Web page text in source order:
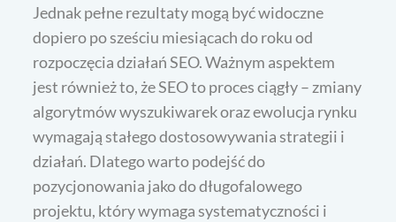
Jednak pełne rezultaty mogą być widoczne
dopiero po sześciu miesiącach do roku od
rozpoczęcia działań SEO. Ważnym aspektem
jest również to, że SEO to proces ciągły – zmiany
algorytmów wyszukiwarek oraz ewolucja rynku
wymagają stałego dostosowywania strategii i
działań. Dlatego warto podejść do
pozycjonowania jako do długofalowego
projektu, który wymaga systematyczności i